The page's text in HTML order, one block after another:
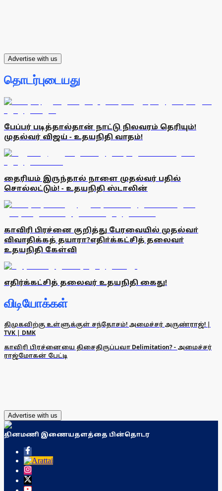
Advertise with us
தொடர்புடையது
பேப்பர் படித்தால்தான் நாட்டு நிலவரம் தெரியும்!
முதல்வர் விஜய் - உதயநிதி வாதம்!
தைரியம் இருந்தால் நாளை முதல்வர் பதில்
சொல்லட்டும்! - உதயநிதி ஸ்டாலின்
காவிரி பிரச்னை குறித்து பேரவையில் முதல்வா்
விவாதிக்கத் தயாரா?எதிா்க்கட்சித் தலைவா்
உதயநிதி கேள்வி
எதிர்க்கட்சித் தலைவர் உதயநிதி கைது!
விடியோக்கள்
திமுகவிற்கு உள்ளுக்குள் சந்தோசம்! அமைச்சர் அருண்ராஜ்! |
TVK | DMK
காவிரி பிரச்னையை திசைதிருப்பவா Delimitation? - அமைச்சர்
ராஜ்மோகன் பேட்டி
Advertise with us
தினமணி இணையதளத்தை பின்தொடர